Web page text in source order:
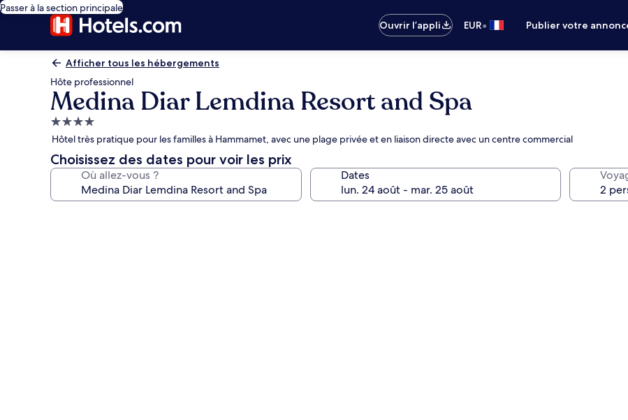
Passer à la section principale
Ouvrir l’appli
EUR• Publier votre
Afficher tous les hébergements
Hôte professionnel
Medina Diar Lemdina Resort and Spa
Hébergement
4.0 étoiles
Hôtel très pratique pour les familles à Hammamet, avec une plage privée et en liaison directe avec un centre commercial
Choisissez des dates pour voir les prix
Où allez-vous ? Dates